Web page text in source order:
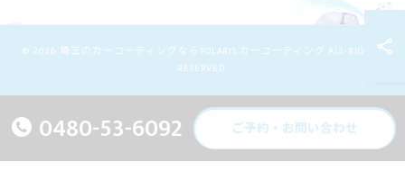
0480-53-6092 ご予約・お問い合わせ
© 2026 埼玉のカーコーティングならPOLARIS カーコーティング ALL RIGHTS
RESERVED.